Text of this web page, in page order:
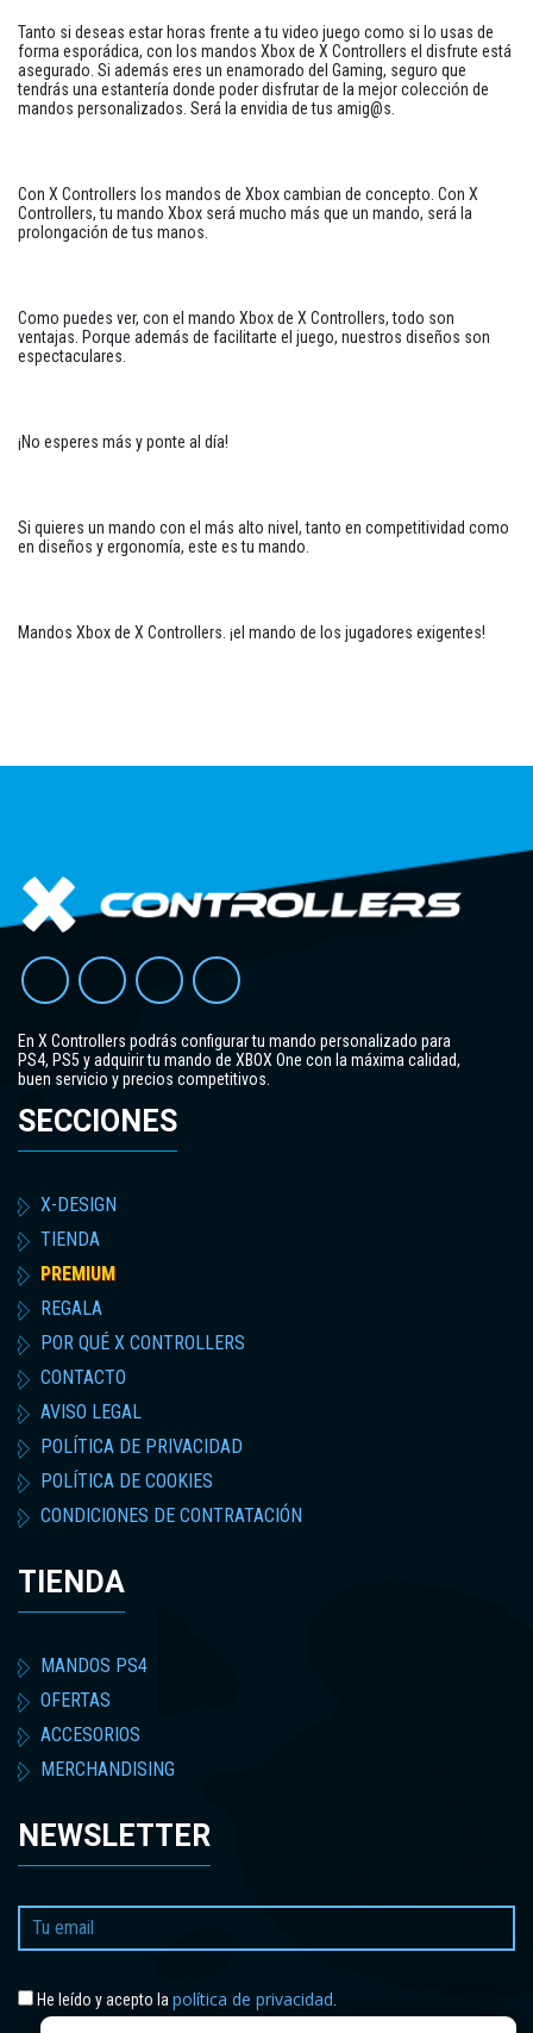
Tanto si deseas estar horas frente a tu video juego como si lo usas de
forma esporádica, con los mandos Xbox de X Controllers el disfrute está
asegurado. Si además eres un enamorado del Gaming, seguro que
tendrás una estantería donde poder disfrutar de la mejor colección de
mandos personalizados. Será la envidia de tus amig@s.
Con X Controllers los mandos de Xbox cambian de concepto. Con X
Controllers, tu mando Xbox será mucho más que un mando, será la
prolongación de tus manos.
Como puedes ver, con el mando Xbox de X Controllers, todo son
ventajas. Porque además de facilitarte el juego, nuestros diseños son
espectaculares.
¡No esperes más y ponte al día!
Si quieres un mando con el más alto nivel, tanto en competitividad como
en diseños y ergonomía, este es tu mando.
Mandos Xbox de X Controllers. ¡el mando de los jugadores exigentes!
En X Controllers podrás configurar tu mando personalizado para
PS4, PS5 y adquirir tu mando de XBOX One con la máxima calidad,
buen servicio y precios competitivos.
SECCIONES
X-DESIGN
TIENDA
PREMIUM
REGALA
POR QUÉ X CONTROLLERS
CONTACTO
AVISO LEGAL
POLÍTICA DE PRIVACIDAD
POLÍTICA DE COOKIES
CONDICIONES DE CONTRATACIÓN
TIENDA
MANDOS PS4
OFERTAS
ACCESORIOS
MERCHANDISING
NEWSLETTER
He leído y acepto lapolítica de privacidad.